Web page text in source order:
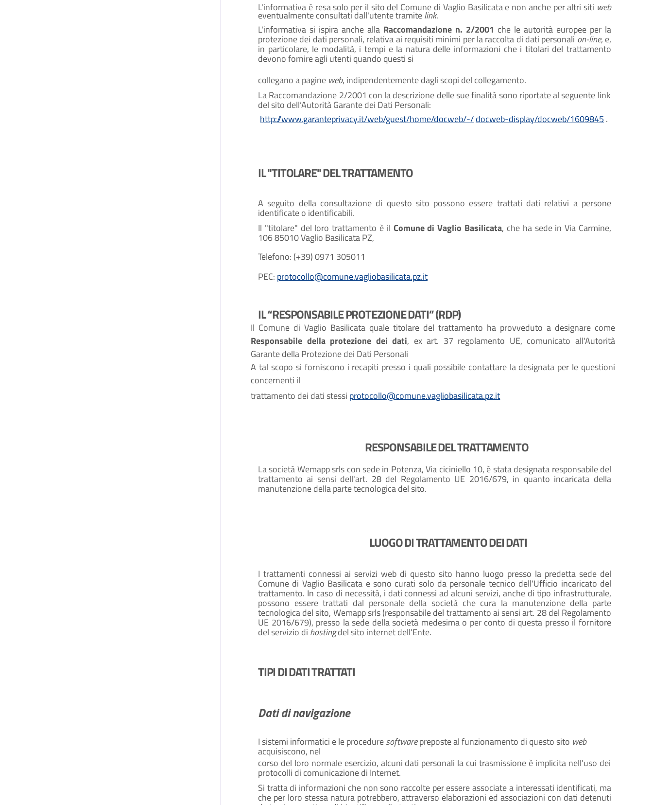
L'informativa è resa solo per il sito del Comune di Vaglio Basilicata e non anche per altri siti web
eventualmente consultati dall'utente tramitelink.
L'informativa si ispira anche alla Raccomandazione n. 2/2001 che le autorità europee per la
protezione dei dati personali, relativa ai requisiti minimi per la raccolta di dati personali on-line, e,
in particolare, le modalità, i tempi e la natura delle informazioni che i titolari del trattamento
devono fornire agli utenti quando questi si
collegano a pagine web, indipendentemente dagli scopi del collegamento.
La Raccomandazione 2/2001 con la descrizione delle sue finalità sono riportate al seguente link
del sito dell’Autorità Garante dei Dati Personali:
http://www.garanteprivacy.it/web/guest/home/docweb/-/docweb-display/docweb/1609845 .
IL "TITOLARE" DEL TRATTAMENTO
A seguito della consultazione di questo sito possono essere trattati dati relativi a persone
identificate o identificabili.
Il "titolare" del loro trattamento è il Comune di Vaglio Basilicata, che ha sede in Via Carmine,
106 85010 Vaglio Basilicata PZ,
Telefono: (+39) 0971 305011
PEC: protocollo@comune.vagliobasilicata.pz.it
IL “RESPONSABILE PROTEZIONE DATI” (RDP)
Il Comune di Vaglio Basilicata quale titolare del trattamento ha provveduto a designare come
Responsabile della protezione dei dati, ex art. 37 regolamento UE, comunicato all'Autorità
Garante della Protezione dei Dati Personali
A tal scopo si forniscono i recapiti presso i quali possibile contattare la designata per le questioni
concernenti il
trattamento dei dati stessi protocollo@comune.vagliobasilicata.pz.it
RESPONSABILE DEL TRATTAMENTO
La società Wemapp srls con sede in Potenza, Via ciciniello 10, è stata designata responsabile del
trattamento ai sensi dell'art. 28 del Regolamento UE 2016/679, in quanto incaricata della
manutenzione della parte tecnologica del sito.
LUOGO DI TRATTAMENTO DEI DATI
I trattamenti connessi ai servizi web di questo sito hanno luogo presso la predetta sede del
Comune di Vaglio Basilicata e sono curati solo da personale tecnico dell'Ufficio incaricato del
trattamento. In caso di necessità, i dati connessi ad alcuni servizi, anche di tipo infrastrutturale,
possono essere trattati dal personale della società che cura la manutenzione della parte
tecnologica del sito, Wemapp srls (responsabile del trattamento ai sensi art. 28 del Regolamento
UE 2016/679), presso la sede della società medesima o per conto di questa presso il fornitore
del servizio di hostingdel sito internet dell’Ente.
TIPI DI DATI TRATTATI
Dati di navigazione
I sistemi informatici e le proceduresoftwarepreposte al funzionamento di questo sito web
acquisiscono, nel
corso del loro normale esercizio, alcuni dati personali la cui trasmissione è implicita nell'uso dei
protocolli di comunicazione di Internet.
Si tratta di informazioni che non sono raccolte per essere associate a interessati identificati, ma
che per loro stessa natura potrebbero, attraverso elaborazioni ed associazioni con dati detenuti